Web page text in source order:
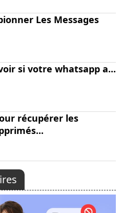
Les Messages
si votre whatsapp a...
récupérer les